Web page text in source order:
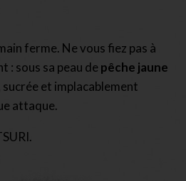
ferme. Ne vous fiez pas à
: sous sa peau depêche jaune
sucrée et implacablement
attaque.